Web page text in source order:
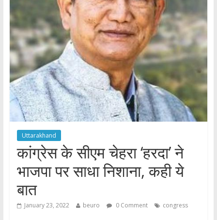
Uttarakhand
कांग्रेस के सीएम चेहरा ‘हरदा’ ने
भाजपा पर साधा निशाना, कही ये
बात
January 23, 2022 beuro 0 Comment congress